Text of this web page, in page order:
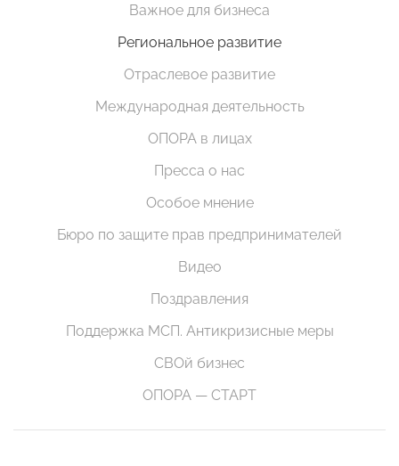
Важное для бизнеса
Региональное развитие
Отраслевое развитие
Международная деятельность
ОПОРА в лицах
Пресса о нас
Особое мнение
Бюро по защите прав предпринимателей
Видео
Поздравления
Поддержка МСП. Антикризисные меры
СВОй бизнес
ОПОРА — СТАРТ